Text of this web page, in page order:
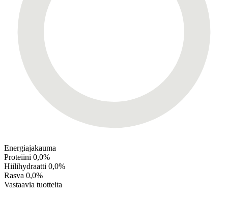
Energiajakauma
Proteiini 0,0%
Hiilihydraatti 0,0%
Rasva 0,0%
Vastaavia tuotteita